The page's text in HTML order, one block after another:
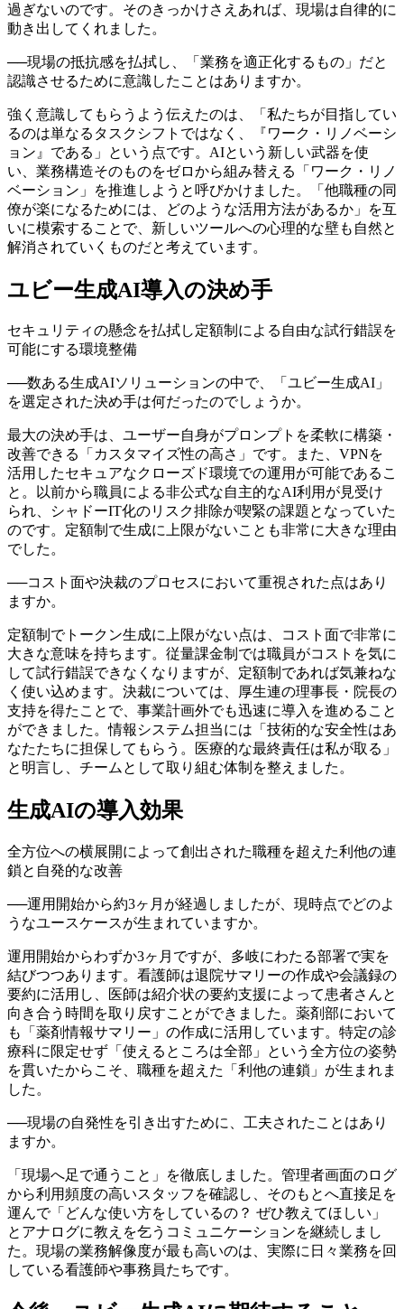
過ぎないのです。そのきっかけさえあれば、現場は自律的に
動き出してくれました。
──現場の抵抗感を払拭し、「業務を適正化するもの」だと
認識させるために意識したことはありますか。
強く意識してもらうよう伝えたのは、「私たちが目指してい
るのは単なるタスクシフトではなく、『ワーク・リノベーシ
ョン』である」という点です。AIという新しい武器を使
い、業務構造そのものをゼロから組み替える「ワーク・リノ
ベーション」を推進しようと呼びかけました。「他職種の同
僚が楽になるためには、どのような活用方法があるか」を互
いに模索することで、新しいツールへの心理的な壁も自然と
解消されていくものだと考えています。
ユビー生成AI導入の決め手
セキュリティの懸念を払拭し定額制による自由な試行錯誤を
可能にする環境整備
──数ある生成AIソリューションの中で、「ユビー生成AI」
を選定された決め手は何だったのでしょうか。
最大の決め手は、ユーザー自身がプロンプトを柔軟に構築・
改善できる「カスタマイズ性の高さ」です。また、VPNを
活用したセキュアなクローズド環境での運用が可能であるこ
と。以前から職員による非公式な自主的なAI利用が見受け
られ、シャドーIT化のリスク排除が喫緊の課題となっていた
のです。定額制で生成に上限がないことも非常に大きな理由
でした。
──コスト面や決裁のプロセスにおいて重視された点はあり
ますか。
定額制でトークン生成に上限がない点は、コスト面で非常に
大きな意味を持ちます。従量課金制では職員がコストを気に
して試行錯誤できなくなりますが、定額制であれば気兼ねな
く使い込めます。決裁については、厚生連の理事長・院長の
支持を得たことで、事業計画外でも迅速に導入を進めること
ができました。情報システム担当には「技術的な安全性はあ
なたたちに担保してもらう。医療的な最終責任は私が取る」
と明言し、チームとして取り組む体制を整えました。
生成AIの導入効果
全方位への横展開によって創出された職種を超えた利他の連
鎖と自発的な改善
──運用開始から約3ヶ月が経過しましたが、現時点でどのよ
うなユースケースが生まれていますか。
運用開始からわずか3ヶ月ですが、多岐にわたる部署で実を
結びつつあります。看護師は退院サマリーの作成や会議録の
要約に活用し、医師は紹介状の要約支援によって患者さんと
向き合う時間を取り戻すことができました。薬剤部において
も「薬剤情報サマリー」の作成に活用しています。特定の診
療科に限定せず「使えるところは全部」という全方位の姿勢
を貫いたからこそ、職種を超えた「利他の連鎖」が生まれま
した。
──現場の自発性を引き出すために、工夫されたことはあり
ますか。
「現場へ足で通うこと」を徹底しました。管理者画面のログ
から利用頻度の高いスタッフを確認し、そのもとへ直接足を
運んで「どんな使い方をしているの？ ぜひ教えてほしい」
とアナログに教えを乞うコミュニケーションを継続しまし
た。現場の業務解像度が最も高いのは、実際に日々業務を回
している看護師や事務員たちです。